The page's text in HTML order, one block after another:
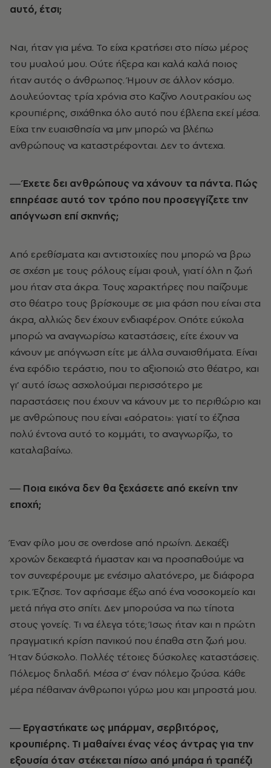
αυτό, έτσι;
Ναι, ήταν για µένα. Το είχα κρατήσει στο πίσω µέρος
του µυαλού µου. Ούτε ήξερα και καλά καλά ποιος
ήταν αυτός ο άνθρωπος. Ήµουν σε άλλον κόσµο.
Δουλεύοντας τρία χρόνια στο Καζίνο Λουτρακίου ως
κρουπιέρης, σιχάθηκα όλο αυτό που έβλεπα εκεί µέσα.
Είχα την ευαισθησία να µην µπορώ να βλέπω
ανθρώπους να καταστρέφονται. Δεν το άντεχα.
― Έχετε δει ανθρώπους να χάνουν τα πάντα. Πώς
επηρέασε αυτό τον τρόπο που προσεγγίζετε την
απόγνωση επί σκηνής;
Από ερεθίσµατα και αντιστοιχίες που µπορώ να βρω
σε σχέση µε τους ρόλους είµαι φουλ, γιατί όλη η ζωή
µου ήταν στα άκρα. Τους χαρακτήρες που παίζουµε
στο θέατρο τους βρίσκουµε σε µια φάση που είναι στα
άκρα, αλλιώς δεν έχουν ενδιαφέρον. Οπότε εύκολα
µπορώ να αναγνωρίσω καταστάσεις, είτε έχουν να
κάνουν µε απόγνωση είτε µε άλλα συναισθήµατα. Είναι
ένα εφόδιο τεράστιο, που το αξιοποιώ στο θέατρο, και
γι’ αυτό ίσως ασχολούµαι περισσότερο µε
παραστάσεις που έχουν να κάνουν µε το περιθώριο και
µε ανθρώπους που είναι «αόρατοι»: γιατί το έζησα
πολύ έντονα αυτό το κοµµάτι, το αναγνωρίζω, το
καταλαβαίνω.
― Ποια εικόνα δεν θα ξεχάσετε από εκείνη την
εποχή;
Έναν φίλο µου σε overdose από ηρωίνη. Δεκαέξι
χρονών δεκαεφτά ήµασταν και να προσπαθούµε να
τον συνεφέρουµε µε ενέσιµο αλατόνερο, µε διάφορα
τρικ. Έζησε. Τον αφήσαµε έξω από ένα νοσοκοµείο και
µετά πήγα στο σπίτι. Δεν µπορούσα να πω τίποτα
στους γονείς. Τι να έλεγα τότε; Ίσως ήταν και η πρώτη
πραγµατική κρίση πανικού που έπαθα στη ζωή µου.
Ήταν δύσκολο. Πολλές τέτοιες δύσκολες καταστάσεις.
Πόλεµος δηλαδή. Μέσα σ’ έναν πόλεµο ζούσα. Κάθε
µέρα πέθαιναν άνθρωποι γύρω µου και µπροστά µου.
― Εργαστήκατε ως µπάρµαν, σερβιτόρος,
κρουπιέρης. Τι µαθαίνει ένας νέος άντρας για την
εξουσία όταν στέκεται πίσω από µπάρα ή τραπέζι